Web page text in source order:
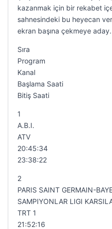
kazanmak için bir rekabet
sahnesindeki bu heyecan
ekran başına çekmeye aday.
Sıra
Program
Kanal
Başlama Saati
Bitiş Saati
1
A.B.I.
ATV
20:45:34
23:38:22
2
PARIS SAINT GERMAIN-
SAMPIYONLAR LIGI
TRT 1
21:52:16